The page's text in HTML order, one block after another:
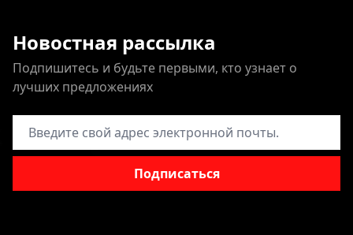
Новостная рассылка
Подпишитесь и будьте первыми, кто узнает о
лучших предложениях
Адрес электронной почты
Подписаться